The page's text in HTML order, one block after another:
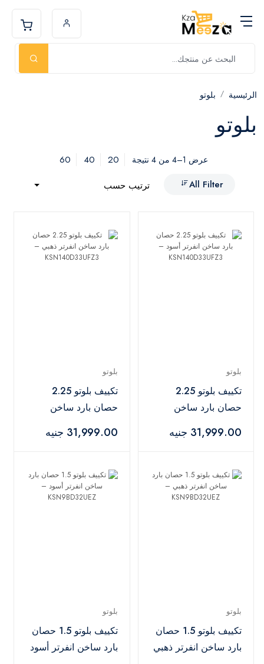
الرئيسية بلوتو
بلوتو
عرض 1–4 من 4 نتيجة 20
40
60
All Filter
ترتيب حسب
بلوتو
تكييف بلوتو 2.25
حصان بارد ساخن
KSN140D33UFZ3
31,999.00 جنيه
بلوتو
تكييف بلوتو 2.25
حصان بارد ساخن
KSN140D33UFZ3
31,999.00 جنيه
بلوتو
تكييف بلوتو 1.5 حصان
بارد ساخن انفرتر ذهبي
بلوتو
تكييف بلوتو 1.5 حصان
بارد ساخن انفرتر أسود